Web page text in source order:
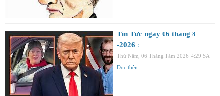
Tin Tức ngày 06 tháng 8
-2026 :
Thứ Năm, 06 Tháng Tám 2026 4:29 SA
Đọc thêm